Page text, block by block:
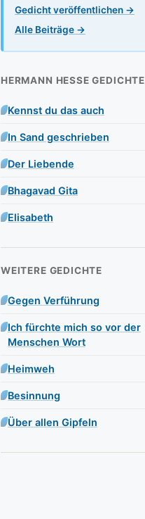
Gedicht veröffentlichen →
Alle Beiträge →
HERMANN HESSE GEDICHTE
Kennst du das auch
In Sand geschrieben
Der Liebende
Bhagavad Gita
Elisabeth
WEITERE GEDICHTE
Gegen Verführung
Ich fürchte mich so vor der
Menschen Wort
Heimweh
Besinnung
Über allen Gipfeln